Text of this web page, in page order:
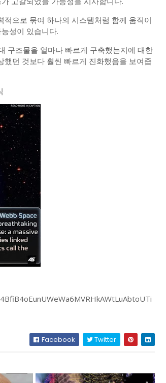
으로 묶여 하나의 시스템처럼 함께 움직이
성이 있습니다.
구조물을 얼마나 빠르게 구축했는지에 대한
던 것보다 훨씬 빠르게 진화했음을 보여줍
Facebook Twitter